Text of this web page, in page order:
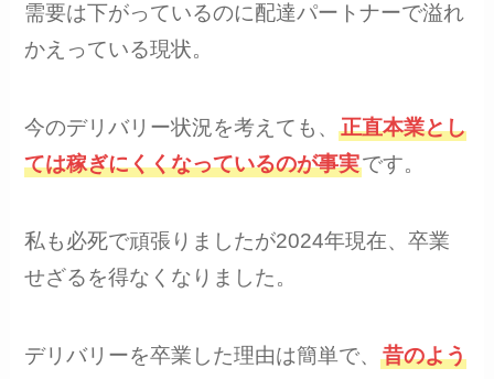
需要は下がっているのに配達パートナーで溢れ
かえっている現状。
今のデリバリー状況を考えても、正直本業とし
ては稼ぎにくくなっているのが事実です。
私も必死で頑張りましたが2024年現在、卒業
せざるを得なくなりました。
デリバリーを卒業した理由は簡単で、昔のよう